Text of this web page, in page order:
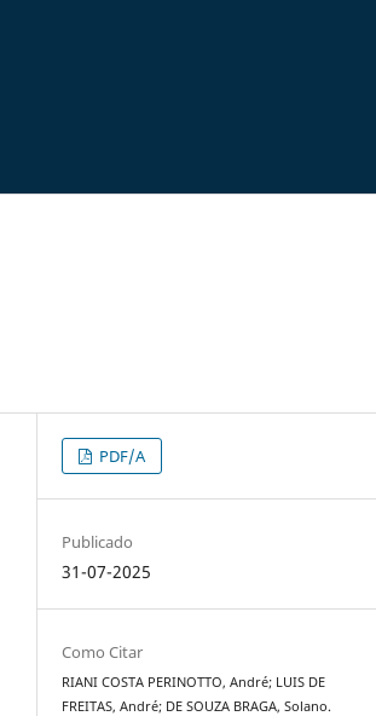
PDF/A
Publicado
31-07-2025
Como Citar
RIANI COSTA PERINOTTO, André; LUIS DE
FREITAS, André; DE SOUZA BRAGA, Solano.